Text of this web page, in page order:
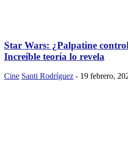
Star Wars: ¿Palpatine
Increíble teoría lo revela
Cine Santi Rodríguez - 19 febrero,